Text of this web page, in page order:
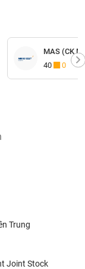
MAS (CK
40
0
Trung
Joint Stock